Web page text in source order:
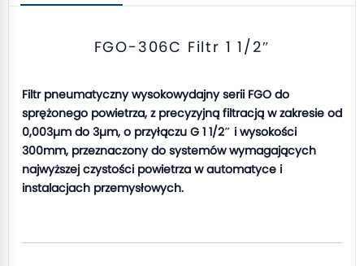
FGO-306C Filtr 1 1/2″
Filtr pneumatyczny wysokowydajny serii FGO do
sprężonego powietrza, z precyzyjną filtracją w zakresie od
0,003µm do 3µm, o przyłączu G 1 1/2″ i wysokości
300mm, przeznaczony do systemów wymagających
najwyższej czystości powietrza w automatyce i
instalacjach przemysłowych.